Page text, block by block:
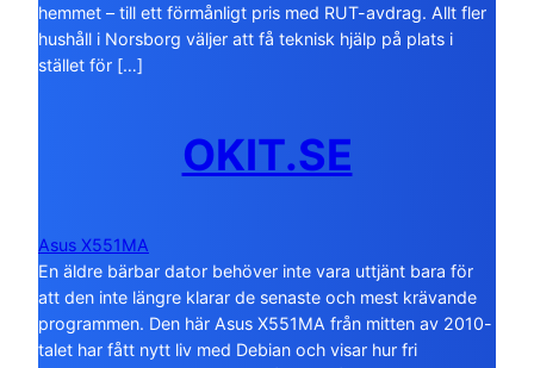
hemmet – till ett förmånligt pris med RUT-avdrag. Allt fler
hushåll i Norsborg väljer att få teknisk hjälp på plats i
stället för […]
OKIT.SE
Asus X551MA
En äldre bärbar dator behöver inte vara uttjänt bara för
att den inte längre klarar de senaste och mest krävande
programmen. Den här Asus X551MA från mitten av 2010-
talet har fått nytt liv med Debian och visar hur fri